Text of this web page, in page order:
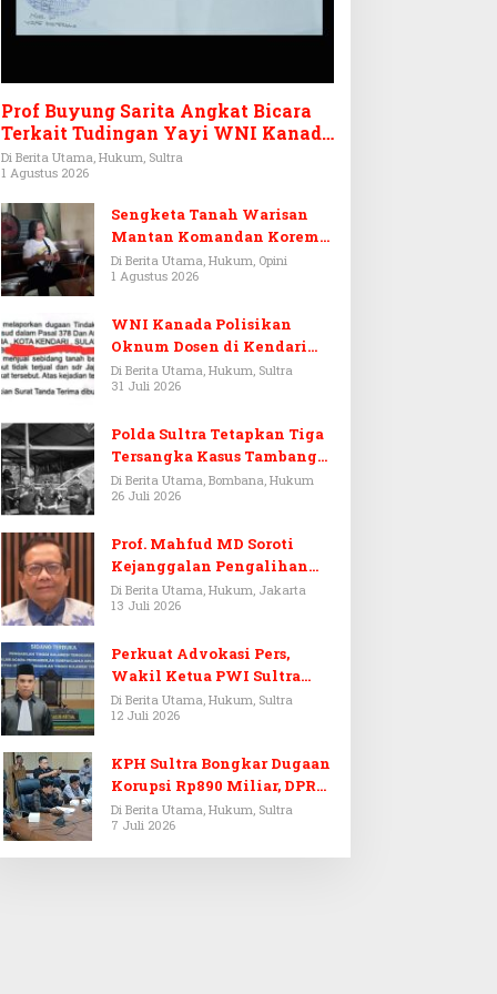
Prof Buyung Sarita Angkat Bicara
Terkait Tudingan Yayi WNI Kanada
Ditagih Utang Rp3,6 Miliar
Di Berita Utama, Hukum, Sultra
1 Agustus 2026
Sengketa Tanah Warisan
Mantan Komandan Korem
143/HO, Ketika Warisan
Menjadi Arena Pemerasan
Di Berita Utama, Hukum, Opini
1 Agustus 2026
WNI Kanada Polisikan
Oknum Dosen di Kendari
Terkait Aset Puluhan Miliar
Di Berita Utama, Hukum, Sultra
31 Juli 2026
Polda Sultra Tetapkan Tiga
Tersangka Kasus Tambang
Emas Ilegal di Bombana
Di Berita Utama, Bombana, Hukum
26 Juli 2026
Prof. Mahfud MD Soroti
Kejanggalan Pengalihan
Penyelidikan Tersangka
Febrie Adriansyah
Di Berita Utama, Hukum, Jakarta
13 Juli 2026
Perkuat Advokasi Pers,
Wakil Ketua PWI Sultra
Resmi Dilantik Menjadi
Advokat PERADI
Di Berita Utama, Hukum, Sultra
12 Juli 2026
KPH Sultra Bongkar Dugaan
Korupsi Rp890 Miliar, DPRD
Sultra Gelar RDP
Di Berita Utama, Hukum, Sultra
7 Juli 2026